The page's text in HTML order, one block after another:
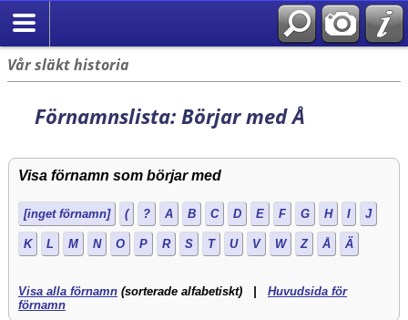
Vår släkt historia
Förnamnslista: Börjar med Å
Visa förnamn som börjar med
[inget förnamn] ( ? A B C D E F G H I J
K L M N O P R S T U V W Z Å Ä
Visa alla förnamn (sorterade alfabetiskt) | Huvudsida för
förnamn